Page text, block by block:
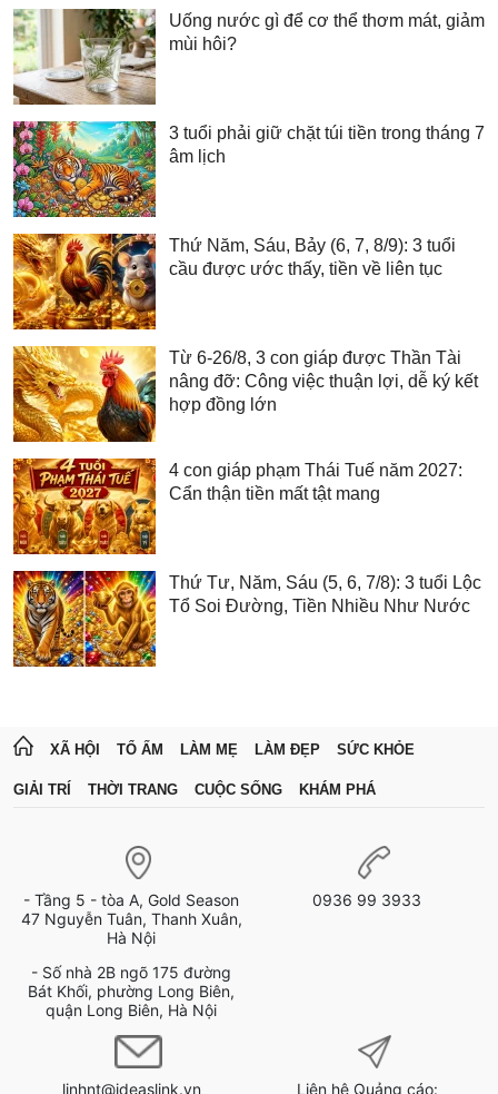
Uống nước gì để cơ thể thơm mát, giảm
mùi hôi?
3 tuổi phải giữ chặt túi tiền trong tháng 7
âm lịch
Thứ Năm, Sáu, Bảy (6, 7, 8/9): 3 tuổi
cầu được ước thấy, tiền về liên tục
Từ 6-26/8, 3 con giáp được Thần Tài
nâng đỡ: Công việc thuận lợi, dễ ký kết
hợp đồng lớn
4 con giáp phạm Thái Tuế năm 2027:
Cẩn thận tiền mất tật mang
Thứ Tư, Năm, Sáu (5, 6, 7/8): 3 tuổi Lộc
Tổ Soi Đường, Tiền Nhiều Như Nước
XÃ HỘI TỔ ẤM LÀM MẸ LÀM ĐẸP SỨC KHỎE
GIẢI TRÍ THỜI TRANG CUỘC SỐNG KHÁM PHÁ
- Tầng 5 - tòa A, Gold Season
47 Nguyễn Tuân, Thanh Xuân,
Hà Nội
- Số nhà 2B ngõ 175 đường
Bát Khối, phường Long Biên,
quận Long Biên, Hà Nội
0936 99 3933
linhnt@ideaslink.vn Liên hệ Quảng cáo: